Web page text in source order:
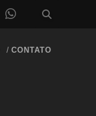
CONTATO